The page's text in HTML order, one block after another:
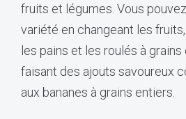
fruits et légumes. Vous
variété en changeant les
les pains et les roulés à grains
faisant des ajouts savoureux
aux bananes à grains entiers.